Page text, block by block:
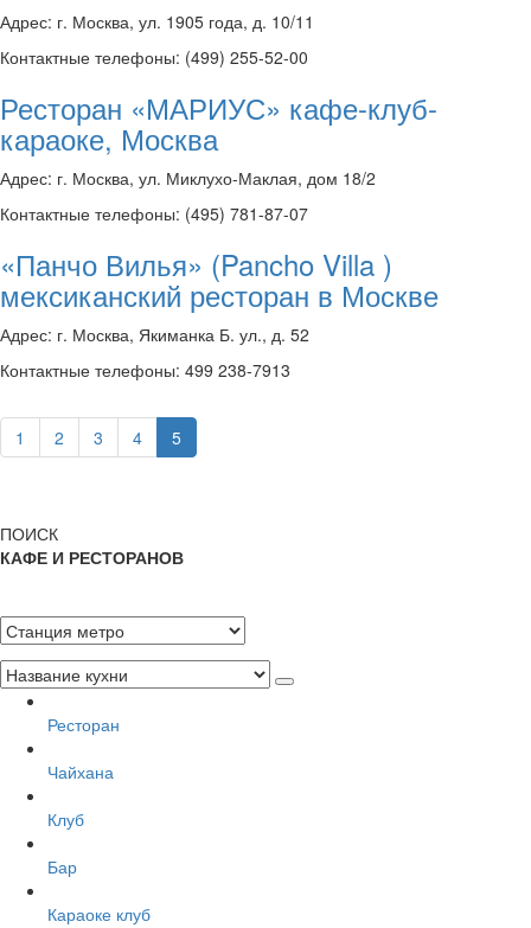
Адрес: г. Москва, ул. 1905 года, д. 10/11
Контактные телефоны: (499) 255-52-00
Ресторан «МАРИУС» кафе-клуб-
караоке, Москва
Адрес: г. Москва, ул. Миклухо-Маклая, дом 18/2
Контактные телефоны: (495) 781-87-07
«Панчо Вилья» (Pancho Villa )
мексиканский ресторан в Москве
Адрес: г. Москва, Якиманка Б. ул., д. 52
Контактные телефоны: 499 238-7913
1 2 3 4 5
ПОИСК
КАФЕ И РЕСТОРАНОВ
Ресторан
Чайхана
Клуб
Бар
Караоке клуб